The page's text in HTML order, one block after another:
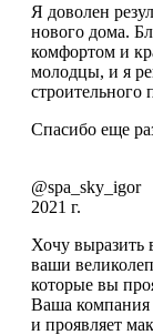
Я доволен
нового дома.
комфортом и
молодцы, и я
строительного
Спасибо еще
@spa_sky_igor
2021 г.
Хочу выразить
ваши
которые вы
Ваша компания
и проявляет